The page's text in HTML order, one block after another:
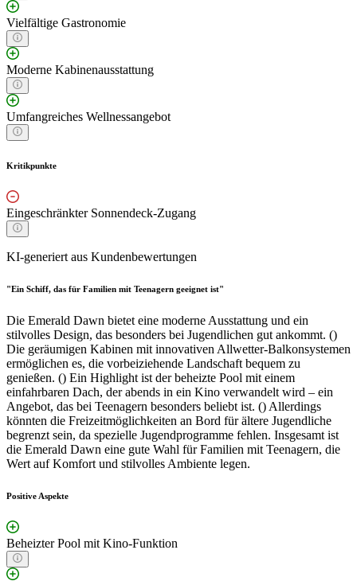
Vielfältige Gastronomie
Moderne Kabinenausstattung
Umfangreiches Wellnessangebot
Kritikpunkte
Eingeschränkter Sonnendeck-Zugang
KI-generiert aus Kundenbewertungen
"Ein Schiff, das für Familien mit Teenagern geeignet ist"
Die Emerald Dawn bietet eine moderne Ausstattung und ein
stilvolles Design, das besonders bei Jugendlichen gut ankommt. ()
Die geräumigen Kabinen mit innovativen Allwetter-Balkonsystemen
ermöglichen es, die vorbeiziehende Landschaft bequem zu
genießen. () Ein Highlight ist der beheizte Pool mit einem
einfahrbaren Dach, der abends in ein Kino verwandelt wird – ein
Angebot, das bei Teenagern besonders beliebt ist. () Allerdings
könnten die Freizeitmöglichkeiten an Bord für ältere Jugendliche
begrenzt sein, da spezielle Jugendprogramme fehlen. Insgesamt ist
die Emerald Dawn eine gute Wahl für Familien mit Teenagern, die
Wert auf Komfort und stilvolles Ambiente legen.
Positive Aspekte
Beheizter Pool mit Kino-Funktion